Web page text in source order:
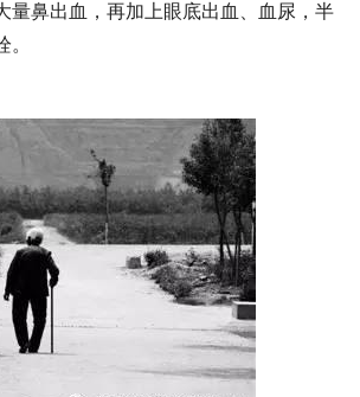
量鼻出血，再加上眼底出血、血尿，半